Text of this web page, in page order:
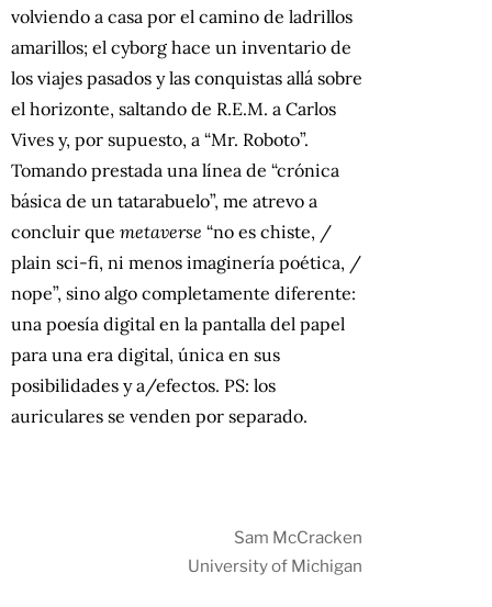
volviendo a casa por el camino de ladrillos
amarillos; el cyborg hace un inventario de
los viajes pasados ​​y las conquistas allá sobre
el horizonte, saltando de R.E.M. a Carlos
Vives y, por supuesto, a “Mr. Roboto”.
Tomando prestada una línea de “crónica
básica de un tatarabuelo”, me atrevo a
concluir que metaverse “no es chiste, /
plain sci-fi, ni menos imaginería poética, /
nope”, sino algo completamente diferente:
una poesía digital en la pantalla del papel
para una era digital, única en sus
posibilidades y a/efectos. PS: los
auriculares se venden por separado.
Sam McCracken
University of Michigan